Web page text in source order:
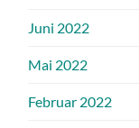
Juni 2022
Mai 2022
Februar 2022